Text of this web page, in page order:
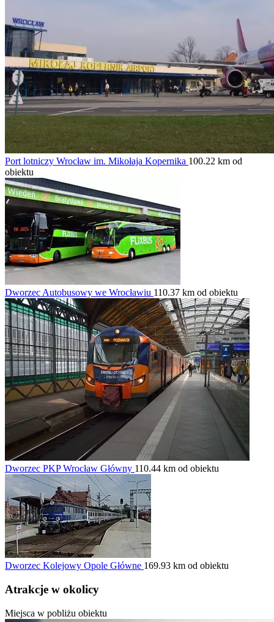
Port lotniczy Wrocław im. Mikołaja Kopernika 100.22 km od
obiektu
Dworzec Autobusowy we Wrocławiu 110.37 km od obiektu
Dworzec PKP Wrocław Główny 110.44 km od obiektu
Dworzec Kolejowy Opole Główne 169.93 km od obiektu
Atrakcje w okolicy
Miejsca w pobliżu obiektu